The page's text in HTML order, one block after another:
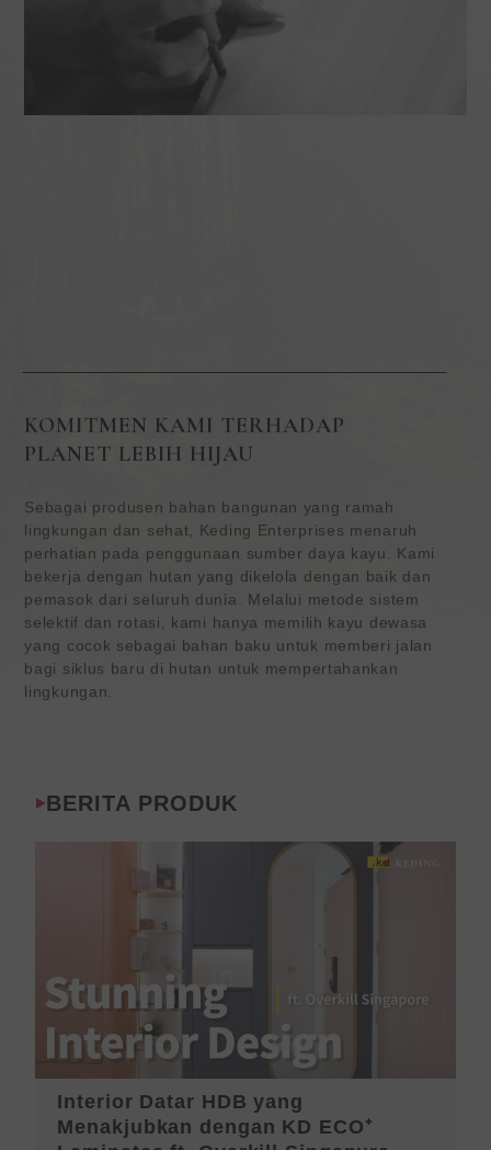
KOMITMEN KAMI TERHADAP
PLANET LEBIH HIJAU
Sebagai produsen bahan bangunan yang ramah
lingkungan dan sehat, Keding Enterprises menaruh
perhatian pada penggunaan sumber daya kayu. Kami
bekerja dengan hutan yang dikelola dengan baik dan
pemasok dari seluruh dunia. Melalui metode sistem
selektif dan rotasi, kami hanya memilih kayu dewasa
yang cocok sebagai bahan baku untuk memberi jalan
bagi siklus baru di hutan untuk mempertahankan
lingkungan.
BERITA PRODUK
Interior Datar HDB yang
Menakjubkan dengan KD ECO⁺